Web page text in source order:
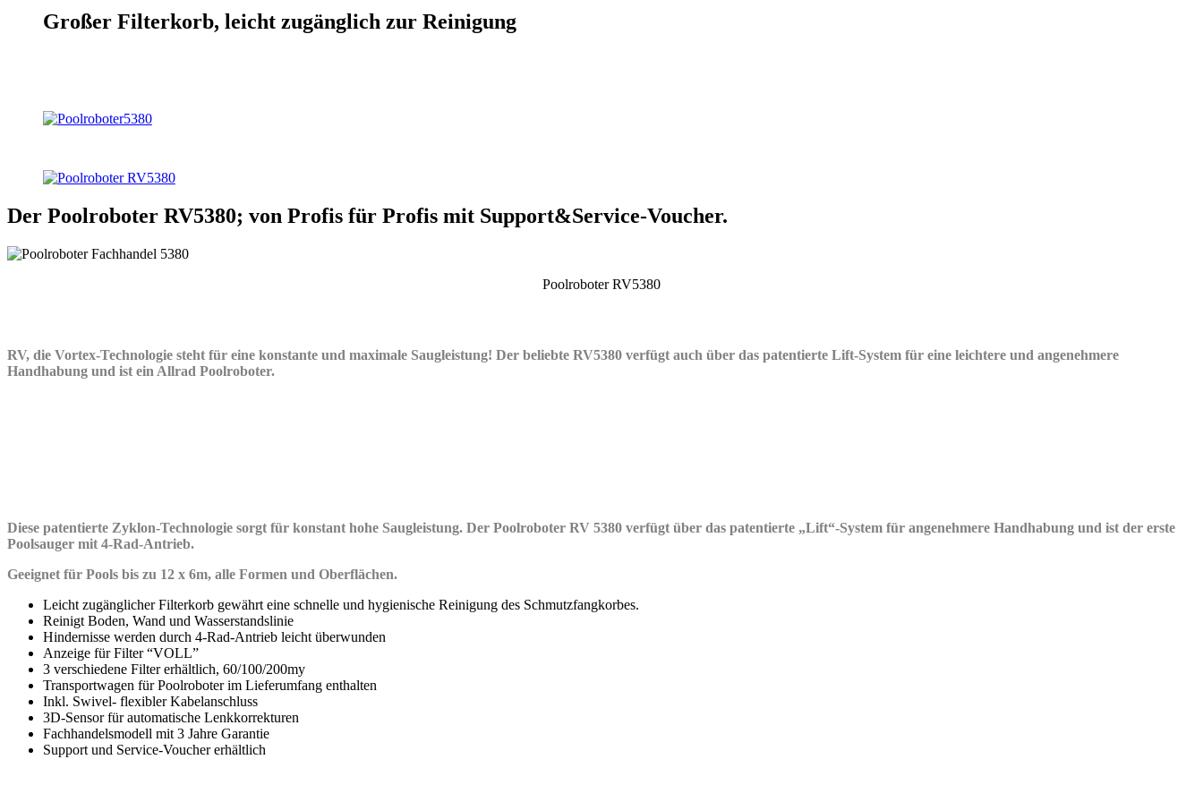
Großer Filterkorb, leicht zugänglich zur Reinigung
Der Poolroboter RV5380; von Profis für Profis mit Support&Service-Voucher.
Poolroboter RV5380
RV, die Vortex-Technologie steht für eine konstante und maximale Saugleistung! Der beliebte RV5380 verfügt auch über das patentierte Lift-System für eine leichtere und angenehmere
Handhabung und ist ein Allrad Poolroboter.
Diese patentierte Zyklon-Technologie sorgt für konstant hohe Saugleistung. Der Poolroboter RV 5380 verfügt über das patentierte „Lift“-System für angenehmere Handhabung und ist der erste
Poolsauger mit 4-Rad-Antrieb.
Geeignet für Pools bis zu 12 x 6m, alle Formen und Oberflächen.
Leicht zugänglicher Filterkorb gewährt eine schnelle und hygienische Reinigung des Schmutzfangkorbes.
Reinigt Boden, Wand und Wasserstandslinie
Hindernisse werden durch 4-Rad-Antrieb leicht überwunden
Anzeige für Filter “VOLL”
3 verschiedene Filter erhältlich, 60/100/200my
Transportwagen für Poolroboter im Lieferumfang enthalten
Inkl. Swivel- flexibler Kabelanschluss
3D-Sensor für automatische Lenkkorrekturen
Fachhandelsmodell mit 3 Jahre Garantie
Support und Service-Voucher erhältlich